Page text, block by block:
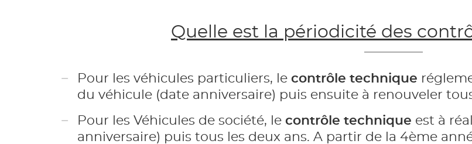
Quelle est la périodicité des
Pour les véhicules particuliers, le contrôle technique
du véhicule (date anniversaire) puis ensuite à renouveler
Pour les Véhicules de société, le contrôle technique est à
anniversaire) puis tous les deux ans. A partir de la 4ème